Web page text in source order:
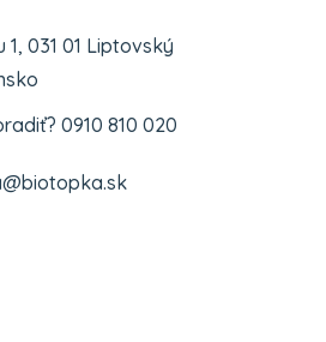
1, 031 01 Liptovský
0910 810 020